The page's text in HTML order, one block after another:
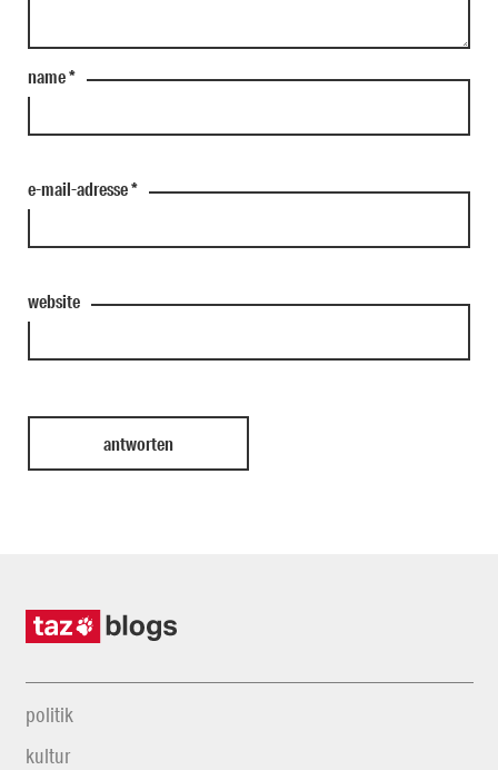
name*
e-mail-adresse*
website
politik
kultur